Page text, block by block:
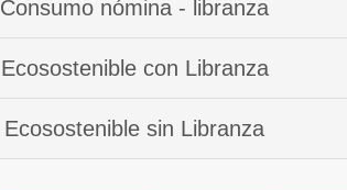
Consumo nómina - libranza
Ecosostenible con Libranza
Ecosostenible sin Libranza